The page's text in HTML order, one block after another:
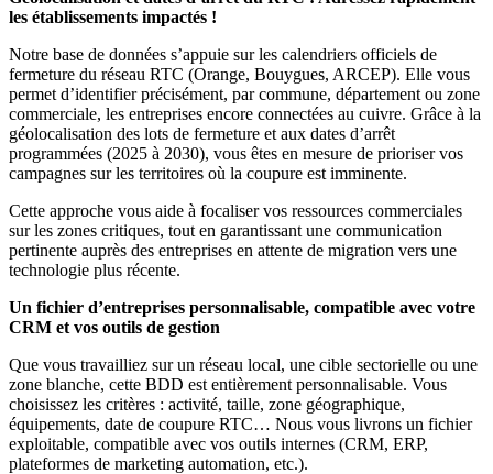
les établissements impactés !
Notre base de données s’appuie sur les calendriers officiels de
fermeture du réseau RTC (Orange, Bouygues, ARCEP). Elle vous
permet d’identifier précisément, par commune, département ou zone
commerciale, les entreprises encore connectées au cuivre. Grâce à la
géolocalisation des lots de fermeture et aux dates d’arrêt
programmées (2025 à 2030), vous êtes en mesure de prioriser vos
campagnes sur les territoires où la coupure est imminente.
Cette approche vous aide à focaliser vos ressources commerciales
sur les zones critiques, tout en garantissant une communication
pertinente auprès des entreprises en attente de migration vers une
technologie plus récente.
Un fichier d’entreprises personnalisable, compatible avec votre
CRM et vos outils de gestion
Que vous travailliez sur un réseau local, une cible sectorielle ou une
zone blanche, cette BDD est entièrement personnalisable. Vous
choisissez les critères : activité, taille, zone géographique,
équipements, date de coupure RTC… Nous vous livrons un fichier
exploitable, compatible avec vos outils internes (CRM, ERP,
plateformes de marketing automation, etc.).